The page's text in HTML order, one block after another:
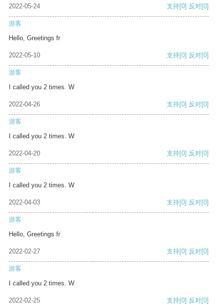
2022-05-24 支持[0] 反对[0]
游客
Hello, Greetings fr
2022-05-10 支持[0] 反对[0]
游客
I called you 2 times. W
2022-04-26 支持[0] 反对[0]
游客
I called you 2 times. W
2022-04-20 支持[0] 反对[0]
游客
I called you 2 times. W
2022-04-03 支持[0] 反对[0]
游客
Hello, Greetings fr
2022-02-27 支持[0] 反对[0]
游客
I called you 2 times. W
2022-02-25 支持[0] 反对[0]